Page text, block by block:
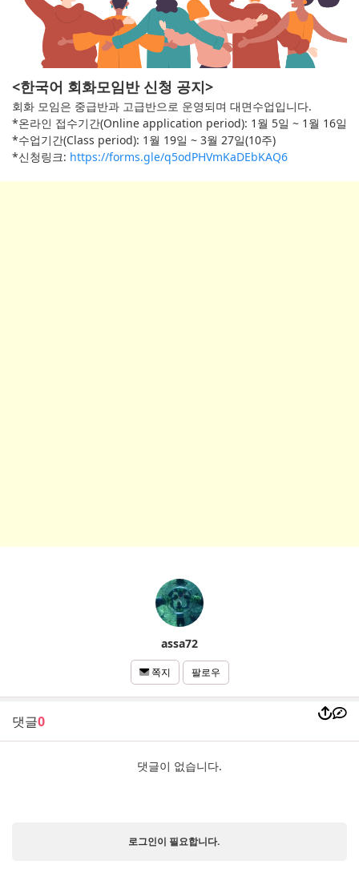
<한국어 회화모임반 신청 공지>
회화 모임은 중급반과 고급반으로 운영되며 대면수업입니다.
*온라인 접수기간(Online application period): 1월 5일 ~ 1월 16일
*수업기간(Class period): 1월 19일 ~ 3월 27일(10주)
*신청링크: https://forms.gle/q5odPHVmKaDEbKAQ6
assa72
쪽지 팔로우
댓글0
댓글이 없습니다.
로그인이 필요합니다.